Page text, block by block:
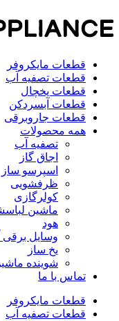
قطعات مایکروفر
قطعات تصفیه آب
قطعات یخچال
قطعات آبسردکن
قطعات جاروبرقی
همه محصولات
تصفیه آب
اجاق گاز
اسپرسو ساز
ظرفشویی
کولرگازی
ماشین
هود
وسایل برقی
یخ ساز
شوینده
تماس با ما
قطعات مایکروفر
قطعات تصفیه آب